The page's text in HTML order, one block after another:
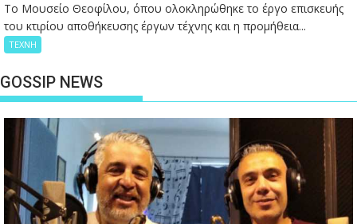
Το Μουσείο Θεοφίλου, όπου ολοκληρώθηκε το έργο επισκευής
του κτιρίου αποθήκευσης έργων τέχνης και η προμήθεια...
ΤΕΧΝΗ
GOSSIP NEWS